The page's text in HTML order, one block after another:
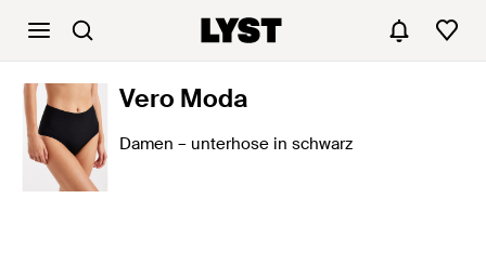
Vero Moda
Damen – unterhose in schwarz